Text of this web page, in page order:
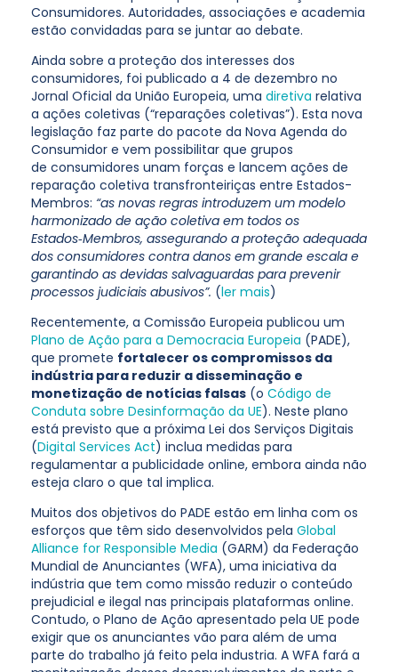
Consumidores. Autoridades, associações e academia
estão convidadas para se juntar ao debate.
Ainda sobre a proteção dos interesses dos
consumidores, foi publicado a 4 de dezembro no
Jornal Oficial da União Europeia, uma diretiva relativa
a ações coletivas (“reparações coletivas”). Esta nova
legislação faz parte do pacote da Nova Agenda do
Consumidor e vem possibilitar que grupos
de consumidores unam forças e lancem ações de
reparação coletiva transfronteiriças entre Estados-
Membros: “as novas regras introduzem um modelo
harmonizado de ação coletiva em todos os
Estados‑Membros, assegurando a proteção adequada
dos consumidores contra danos em grande escala e
garantindo as devidas salvaguardas para prevenir
processos judiciais abusivos”. (ler mais)
Recentemente, a Comissão Europeia publicou um
Plano de Ação para a Democracia Europeia (PADE),
que promete fortalecer os compromissos da
indústria para reduzir a disseminação e
monetização de notícias falsas (o Código de
Conduta sobre Desinformação da UE). Neste plano
está previsto que a próxima Lei dos Serviços Digitais
(Digital Services Act) inclua medidas para
regulamentar a publicidade online, embora ainda não
esteja claro o que tal implica.
Muitos dos objetivos do PADE estão em linha com os
esforços que têm sido desenvolvidos pela Global
Alliance for Responsible Media (GARM) da Federação
Mundial de Anunciantes (WFA), uma iniciativa da
indústria que tem como missão reduzir o conteúdo
prejudicial e ilegal nas principais plataformas online.
Contudo, o Plano de Ação apresentado pela UE pode
exigir que os anunciantes vão para além de uma
parte do trabalho já feito pela industria. A WFA fará a